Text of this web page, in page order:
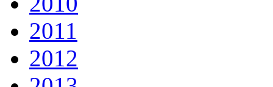
2011
2012